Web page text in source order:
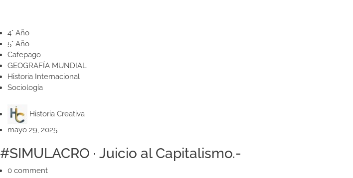
4° Año
5° Año
Cafepago
GEOGRAFÍA MUNDIAL
Historia Internacional
Sociología
Historia Creativa
mayo 29, 2025
#SIMULACRO · Juicio al Capitalismo.-
0 comment